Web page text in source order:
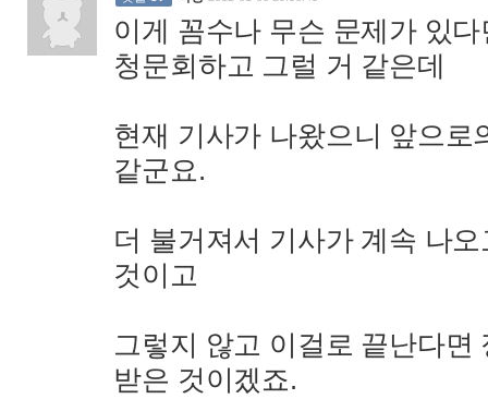
이게 꼼수나 무슨 문제가 있
청문회하고 그럴 거 같은데
현재 기사가 나왔으니 앞으
같군요.
더 불거져서 기사가 계속 나
것이고
그렇지 않고 이걸로 끝난다
받은 것이겠죠.